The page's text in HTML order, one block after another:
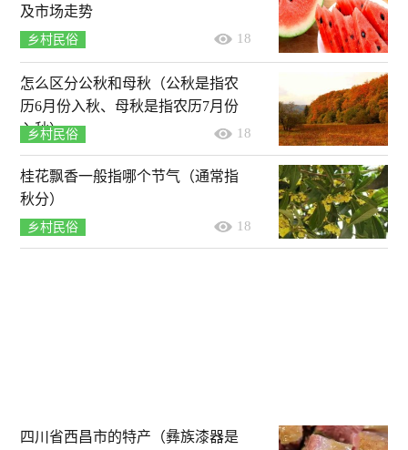
及市场走势
乡村民俗 18
怎么区分公秋和母秋（公秋是指农
历6月份入秋、母秋是指农历7月份
入秋）
乡村民俗 18
桂花飘香一般指哪个节气（通常指
秋分）
乡村民俗 18
四川省西昌市的特产（彝族漆器是